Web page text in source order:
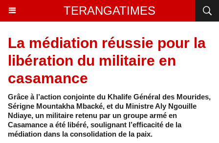
TERANGATIMES
La médiation réussie pour la
libération du militaire en
casamance
Grâce à l’action conjointe du Khalife Général des Mourides,
Sérigne Mountakha Mbacké, et du Ministre Aly Ngouille
Ndiaye, un militaire retenu par un groupe armé en
Casamance a été libéré, soulignant l’efficacité de la
médiation dans la consolidation de la paix.